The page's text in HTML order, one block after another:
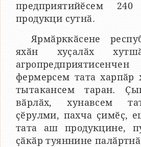
предприятийӗсем
продукци сутнӑ.
Ярмӑрккӑсене
яхӑн хуҫалӑх
фермерсем тата харпӑр
тытакансем таран.
вӑрлӑх, хунавсем
ҫӗрулми, пахча ҫимӗҫ,
тата аш продукцине,
ҫӑкӑр туяннине